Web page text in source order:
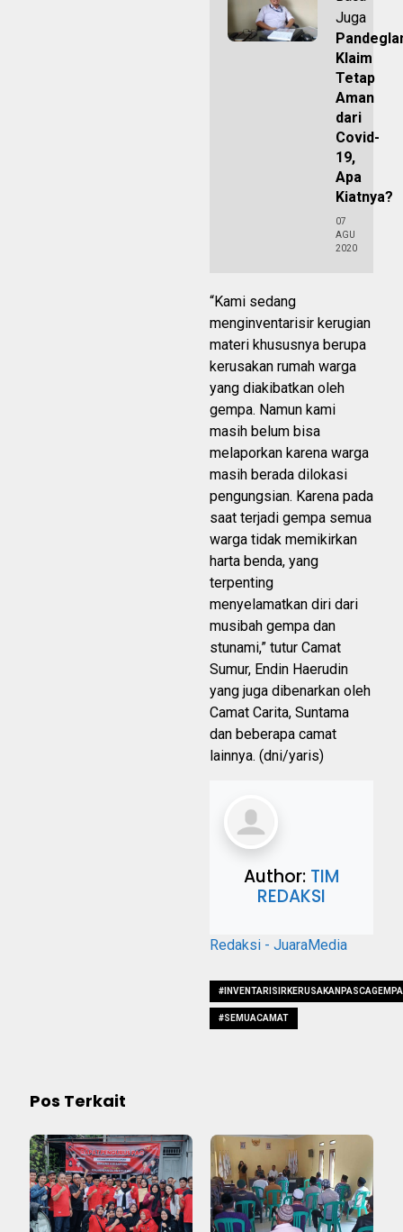
Juga
Klaim
Tetap
Aman
dari
Covid-
19,
Apa
Kiatnya?
07
AGU
2020
“Kami sedang
menginventarisir kerugian
materi khususnya berupa
kerusakan rumah warga
yang diakibatkan oleh
gempa. Namun kami
masih belum bisa
melaporkan karena warga
masih berada dilokasi
pengungsian. Karena pada
saat terjadi gempa semua
warga tidak memikirkan
harta benda, yang
terpenting
menyelamatkan diri dari
musibah gempa dan
stunami,” tutur Camat
Sumur, Endin Haerudin
yang juga dibenarkan oleh
Camat Carita, Suntama
dan beberapa camat
lainnya. (dni/yaris)
Author: TIM
REDAKSI
Redaksi - JuaraMedia
#INVENTARISIRKERUSAKANPASCAGEMPA
#SEMUACAMAT
Pos Terkait